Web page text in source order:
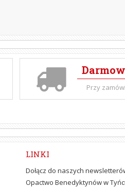
Przy
LINKI
Dołącz do naszych
Opactwo Benedyktynów w